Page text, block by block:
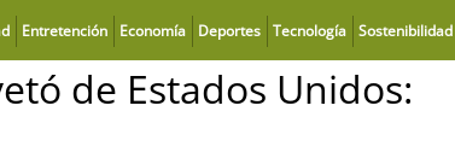
Entretención Economía Deportes Tecnología Sostenibilidad
de Estados Unidos: